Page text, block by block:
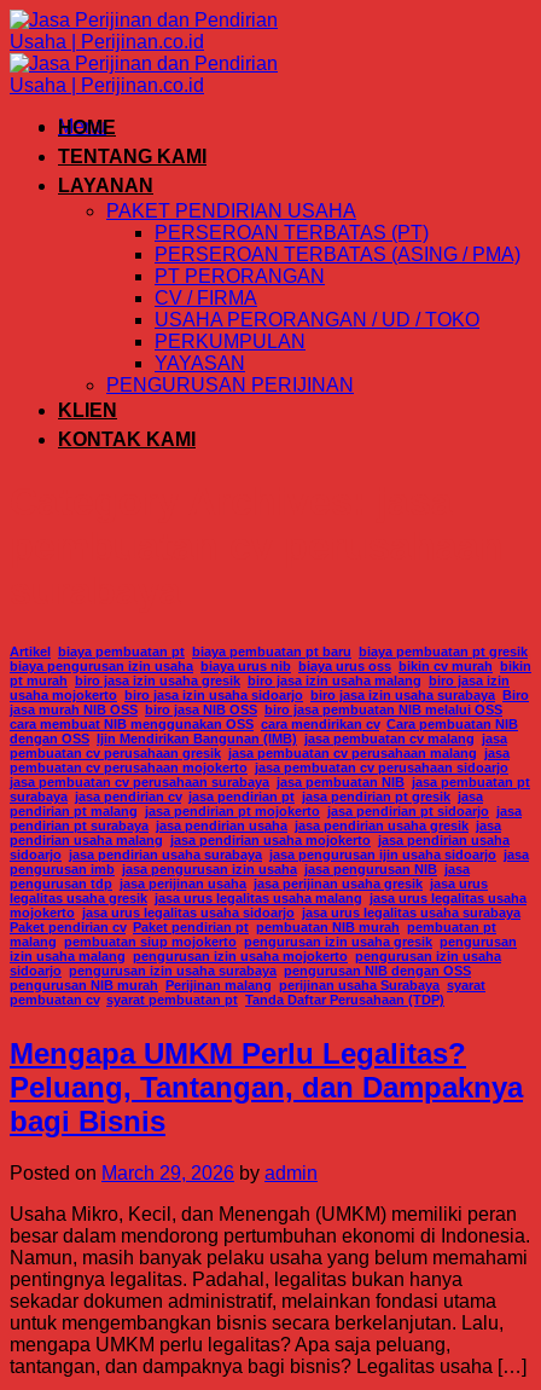
Skip
to
content
Menu
HOME
TENTANG KAMI
LAYANAN
PAKET PENDIRIAN USAHA
PERSEROAN TERBATAS (PT)
PERSEROAN TERBATAS (ASING / PMA)
PT PERORANGAN
CV / FIRMA
USAHA PERORANGAN / UD / TOKO
PERKUMPULAN
YAYASAN
PENGURUSAN PERIJINAN
KLIEN
KONTAK KAMI
Artikel biaya pembuatan pt biaya pembuatan pt baru biaya pembuatan pt gresik
biaya pengurusan izin usaha, biaya urus nib biaya urus oss bikin cv murah
bikin
pt murah
biro jasa izin usaha gresik biro jasa izin usaha malang
biro jasa izin
usaha mojokerto
biro jasa izin usaha sidoarjo biro jasa izin usaha surabaya, Biro
jasa murah NIB OSS
biro jasa NIB OSS biro jasa pembuatan NIB melalui OSS
cara membuat NIB menggunakan OSS cara mendirikan cv, Cara pembuatan NIB
dengan OSS
Ijin Mendirikan Bangunan (IMB) jasa pembuatan cv malang jasa
pembuatan cv perusahaan gresik jasa pembuatan cv perusahaan malang jasa
pembuatan cv perusahaan mojokerto jasa pembuatan cv perusahaan sidoarjo
jasa pembuatan cv perusahaan surabaya, jasa pembuatan NIB jasa pembuatan pt
surabaya, jasa pendirian cv, jasa pendirian pt jasa pendirian pt gresik jasa
pendirian pt malang jasa pendirian pt mojokerto jasa pendirian pt sidoarjo jasa
pendirian pt surabaya, jasa pendirian usaha, jasa pendirian usaha gresik jasa
pendirian usaha malang jasa pendirian usaha mojokerto jasa pendirian usaha
sidoarjo jasa pendirian usaha surabaya, jasa pengurusan ijin usaha sidoarjo jasa
pengurusan imb jasa pengurusan izin usaha, jasa pengurusan NIB jasa
pengurusan tdp jasa perijinan usaha, jasa perijinan usaha gresik jasa urus
legalitas usaha gresik jasa urus legalitas usaha malang jasa urus legalitas usaha
mojokerto jasa urus legalitas usaha sidoarjo jasa urus legalitas usaha surabaya,
Paket pendirian cv, Paket pendirian pt pembuatan NIB murah pembuatan pt
malang pembuatan siup mojokerto pengurusan izin usaha gresik pengurusan
izin usaha malang pengurusan izin usaha mojokerto pengurusan izin usaha
sidoarjo pengurusan izin usaha surabaya, pengurusan NIB dengan OSS
pengurusan NIB murah
Perijinan malang perijinan usaha Surabaya, syarat
pembuatan cv, syarat pembuatan pt Tanda Daftar Perusahaan (TDP)
Mengapa UMKM Perlu Legalitas?
Peluang, Tantangan, dan Dampaknya
bagi Bisnis
Posted on March 29, 2026 by admin
Usaha Mikro, Kecil, dan Menengah (UMKM) memiliki peran
besar dalam mendorong pertumbuhan ekonomi di Indonesia.
Namun, masih banyak pelaku usaha yang belum memahami
pentingnya legalitas. Padahal, legalitas bukan hanya
sekadar dokumen administratif, melainkan fondasi utama
untuk mengembangkan bisnis secara berkelanjutan. Lalu,
mengapa UMKM perlu legalitas? Apa saja peluang,
tantangan, dan dampaknya bagi bisnis? Legalitas usaha […]